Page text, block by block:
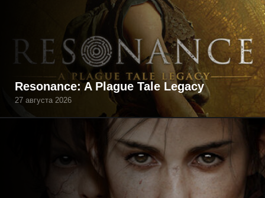
Resonance: A Plague Tale Legacy
27 августа 2026